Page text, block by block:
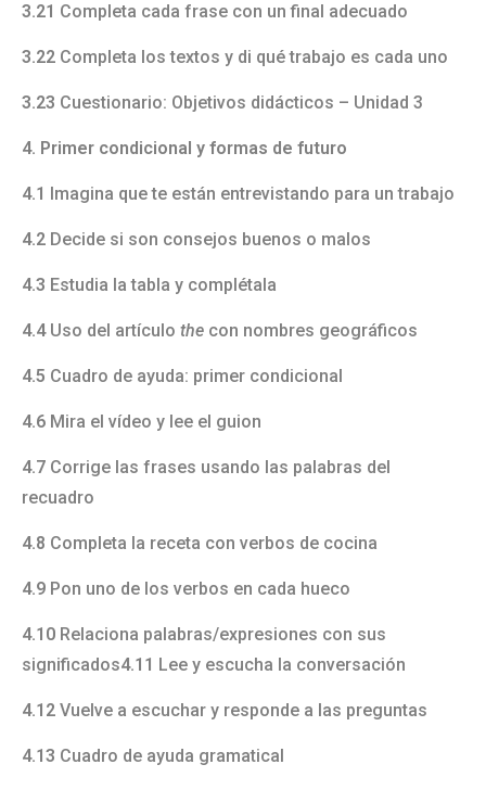
3.21 Completa cada frase con un final adecuado
3.22 Completa los textos y di qué trabajo es cada uno
3.23 Cuestionario: Objetivos didácticos – Unidad 3
4. Primer condicional y formas de futuro
4.1 Imagina que te están entrevistando para un trabajo
4.2 Decide si son consejos buenos o malos
4.3 Estudia la tabla y complétala
4.4Uso del artículo the con nombres geográficos
4.5 Cuadro de ayuda: primer condicional
4.6 Mira el vídeo y lee el guion
4.7 Corrige las frases usando las palabras del
recuadro
4.8 Completa la receta con verbos de cocina
4.9 Pon uno de los verbos en cada hueco
4.10 Relaciona palabras/expresiones con sus
significados4.11 Lee y escucha la conversación
4.12 Vuelve a escuchar y responde a las preguntas
4.13 Cuadro de ayuda gramatical